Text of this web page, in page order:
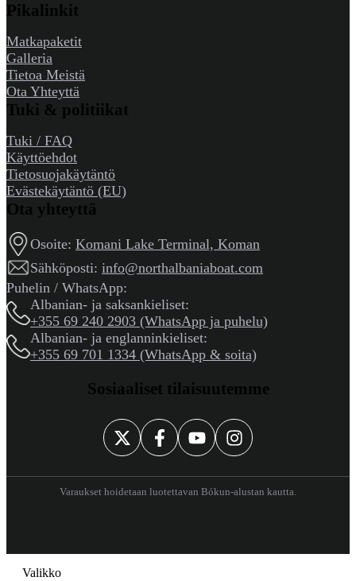
Pikalinkit
Matkapaketit
Galleria
Tietoa Meistä
Ota Yhteyttä
Tuki & politiikat
Tuki / FAQ
Käyttöehdot
Tietosuojakäytäntö
Evästekäytäntö (EU)
Ota yhteyttä
Osoite: Komani Lake Terminal, Koman
Sähköposti: info@northalbaniaboat.com
Puhelin / WhatsApp:
Albanian- ja saksankieliset:
+355 69 240 2903 (WhatsApp ja puhelu)
Albanian- ja englanninkieliset:
+355 69 701 1334 (WhatsApp & soita)
Sosiaaliset tilaisuutemme
Varaukset hoidetaan luotettavan Bókun-alustan kautta.
Valikko